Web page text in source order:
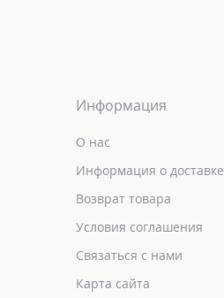
Информация
О нас
Информация о доставке
Возврат товара
Условия соглашения
Связаться с нами
Карта сайта